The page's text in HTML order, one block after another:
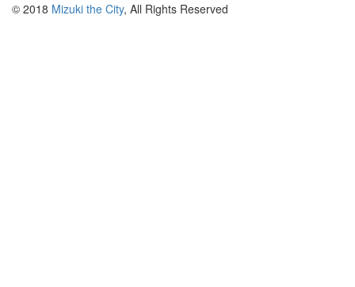
© 2018 Mizuki the City, All Rights Reserved